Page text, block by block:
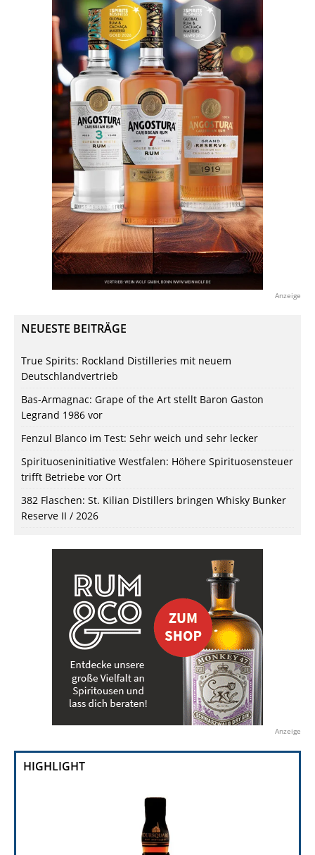
Anzeige
NEUESTE BEITRÄGE
True Spirits: Rockland Distilleries mit neuem
Deutschlandvertrieb
Bas-Armagnac: Grape of the Art stellt Baron Gaston
Legrand 1986 vor
Fenzul Blanco im Test: Sehr weich und sehr lecker
Spirituoseninitiative Westfalen: Höhere Spirituosensteuer
trifft Betriebe vor Ort
382 Flaschen: St. Kilian Distillers bringen Whisky Bunker
Reserve II / 2026
Anzeige
HIGHLIGHT